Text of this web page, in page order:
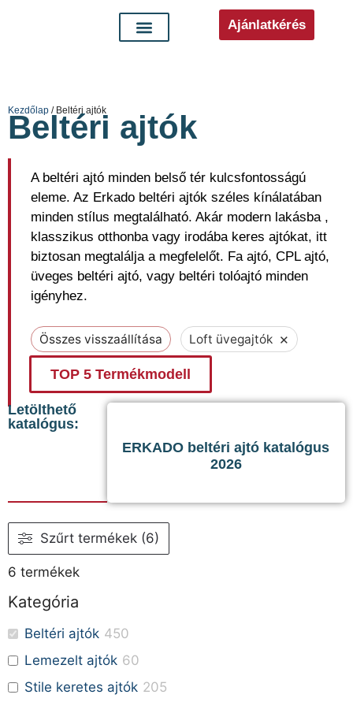
Ajánlatkérés
Kezdőlap / Beltéri ajtók
Beltéri ajtók
A beltéri ajtó minden belső tér kulcsfontosságú
eleme. Az Erkado beltéri ajtók széles kínálatában
minden stílus megtalálható. Akár modern lakásba ,
klasszikus otthonba vagy irodába keres ajtókat, itt
biztosan megtalálja a megfelelőt. Fa ajtó, CPL ajtó,
üveges beltéri ajtó, vagy beltéri tolóajtó minden
igényhez.
Összes visszaállítása Loft üvegajtók ×
TOP 5 Termékmodell
Letölthető
katalógus:
ERKADO beltéri ajtó katalógus
2026
Szűrt termékek (6)
6 termékek
Kategória
Beltéri ajtók 450
Lemezelt ajtók 60
Stile keretes ajtók 205